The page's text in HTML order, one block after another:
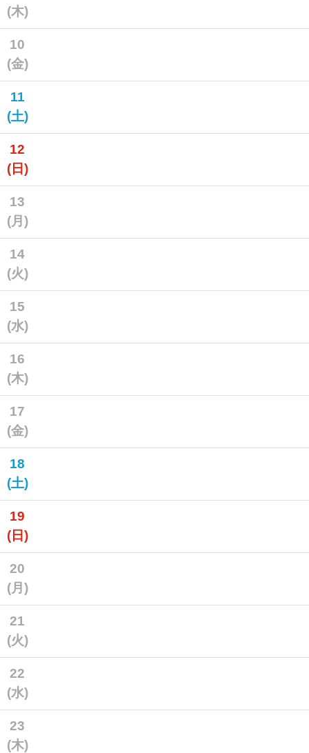
(木)
10
(金)
11
(土)
12
(日)
13
(月)
14
(火)
15
(水)
16
(木)
17
(金)
18
(土)
19
(日)
20
(月)
21
(火)
22
(水)
23
(木)